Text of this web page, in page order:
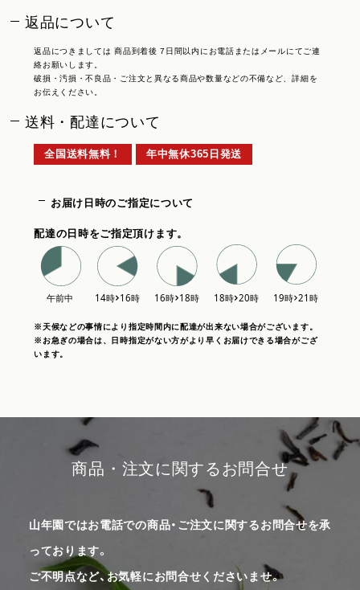
返品について
返品につきましては 商品到着後 7日間以内にお電話またはメールにてご連
絡お願いします。
破損・汚損・不良品・ご注文と異なる商品や数量などの不備など、詳細を
お伝えください。
送料・配達について
全国送料無料！ 年中無休365日発送
お届け日時のご指定について
配達の日時をご指定頂けます。
※天候などの事情により指定時間内に配達が出来ない場合がございます。
※お急ぎの場合は、日時指定がない方がより早くお届けできる場合がござ
います。
商品・注文に関するお問合せ
山年園ではお電話での商品・ご注文に関するお問合せを承
っております。
ご不明点など、お気軽にお問合せくださいませ。